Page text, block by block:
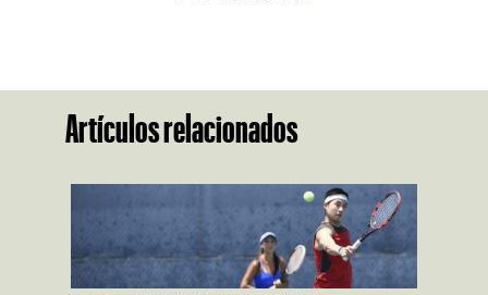
Artículos relacionados